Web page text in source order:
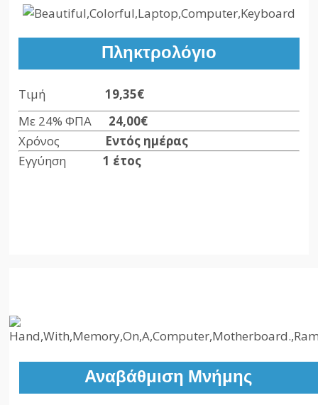
Πληκτρολόγιο
Τιμή19,35€
Με 24% ΦΠΑ 24,00€
Χρόνος Εντός ημέρας
Εγγύηση1 έτος
Αναβάθμιση Μνήμης